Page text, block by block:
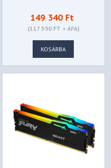
(KIT 2DB)
149 340 Ft
(117 590 FT + ÁFA)
KOSÁRBA